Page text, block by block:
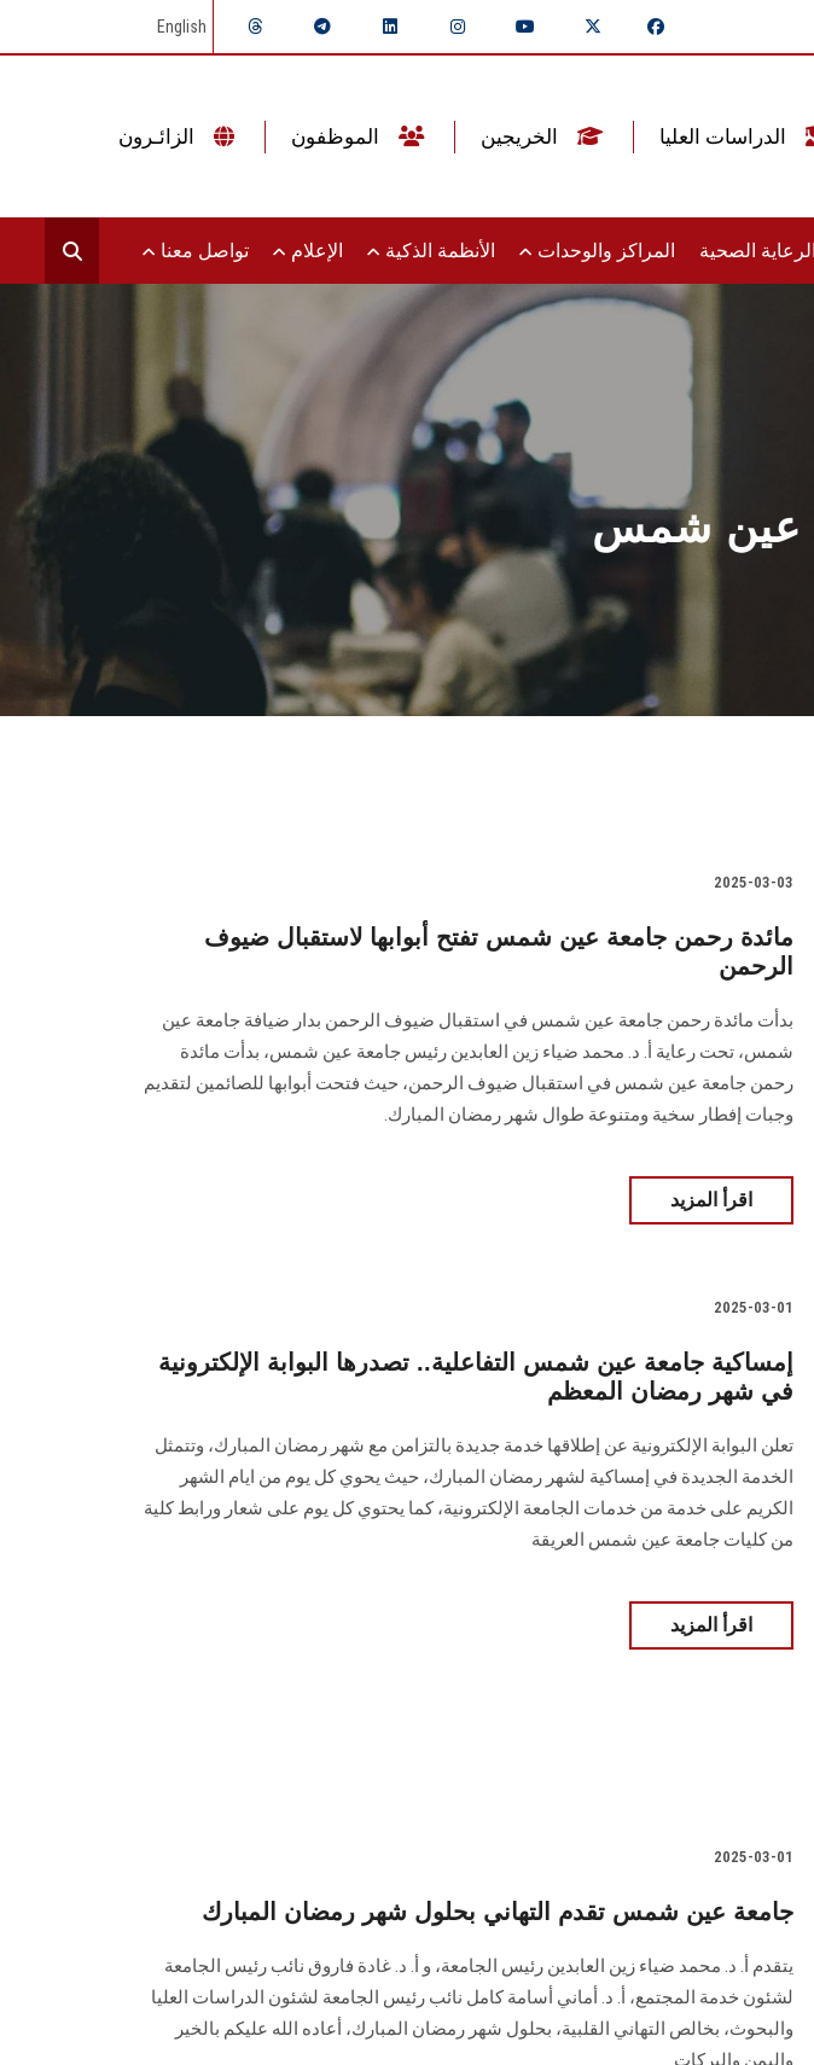
English
الرعاية الصحية المراكز والوحدات الأنظمة الذكية الإعلام تواصل معنا
عين شمس
2025-03-03
مائدة رحمن جامعة عين شمس تفتح أبوابها لاستقبال ضيوف
الرحمن
بدأت مائدة رحمن جامعة عين شمس في استقبال ضيوف الرحمن بدار ضيافة جامعة عين
شمس، تحت رعاية أ. د. محمد ضياء زين العابدين رئيس جامعة عين شمس، بدأت مائدة
رحمن جامعة عين شمس في استقبال ضيوف الرحمن، حيث فتحت أبوابها للصائمين لتقديم
وجبات إفطار سخية ومتنوعة طوال شهر رمضان المبارك.
اقرأ المزيد
2025-03-01
إمساكية جامعة عين شمس التفاعلية.. تصدرها البوابة الإلكترونية
في شهر رمضان المعظم
تعلن البوابة الإلكترونية عن إطلاقها خدمة جديدة بالتزامن مع شهر رمضان المبارك، وتتمثل
الخدمة الجديدة في إمساكية لشهر رمضان المبارك، حيث يحوي كل يوم من ايام الشهر
الكريم على خدمة من خدمات الجامعة الإلكترونية، كما يحتوي كل يوم على شعار ورابط كلية
من كليات جامعة عين شمس العريقة
اقرأ المزيد
2025-03-01
جامعة عين شمس تقدم التهاني بحلول شهر رمضان المبارك
يتقدم أ. د. محمد ضياء زين العابدين رئيس الجامعة، و أ. د. غادة فاروق نائب رئيس الجامعة
لشئون خدمة المجتمع، أ. د. أماني أسامة كامل نائب رئيس الجامعة لشئون الدراسات العليا
والبحوث، بخالص التهاني القلبية، بحلول شهر رمضان المبارك، أعاده الله عليكم بالخير
واليمن والبركات.